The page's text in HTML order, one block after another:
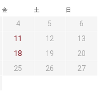
療費について
金 土 日
4 5
6
11 12
13
18 19
20
25 26
27